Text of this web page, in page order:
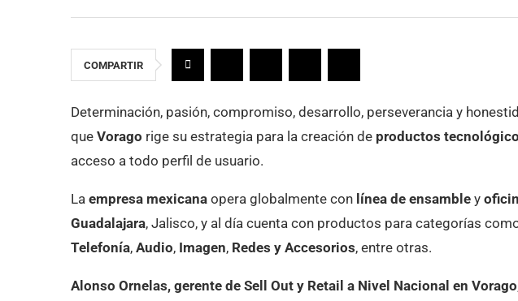
COMPARTIR
Determinación, pasión, compromiso, desarrollo, perseverancia y
que Vorago rige su estrategia para la creación de productos
acceso a todo perfil de usuario.
La empresa mexicana opera globalmente con línea de ensamble y
Guadalajara, Jalisco, y al día cuenta con productos para categorías
Telefonía, Audio, Imagen, Redes y Accesorios, entre otras.
Alonso Ornelas, gerente de Sell Out y Retail a Nivel Nacional en Vorago